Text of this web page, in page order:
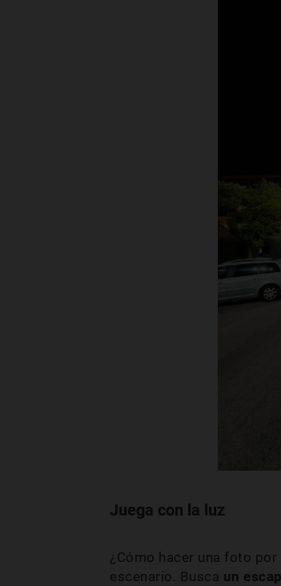
Juega con la luz
¿Cómo hacer una foto por
escenario. Busca un